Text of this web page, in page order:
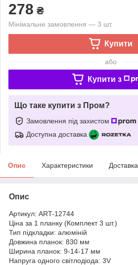
278 ₴
Мінімальне замовлення — 3 шт.
Купити
або
Купити з
Що таке купити з Пром?
Замовлення під захистом
Доступна доставка
Опис Характеристики Доставка
Опис
Артикул: ART-12744
Ціна за 1 планку (Комплект 3 шт.)
Тип підкладки: алюміній
Довжина планок: 830 мм
Ширина планок: 9-14-17 мм
Напруга одного світлодіода: 3V